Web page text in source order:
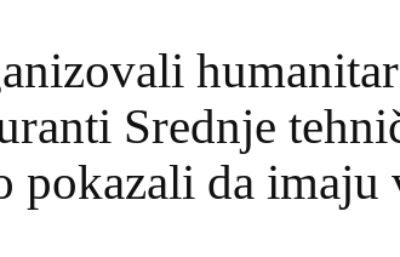
Srednje
pokazali da imaju